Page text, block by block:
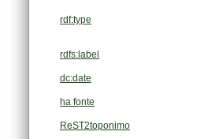
rdf:type
rdfs:label
dc:date
ha fonte
ReST2toponimo